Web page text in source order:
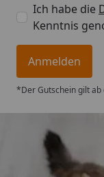
Ich habe die
Kenntnis
Anmelden
*Der Gutschein gilt